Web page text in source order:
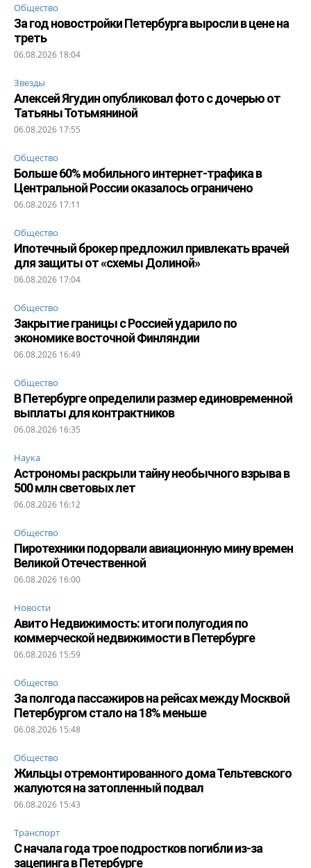
Общество
За год новостройки Петербурга выросли в цене на
треть
06.08.2026 18:04
Звезды
Алексей Ягудин опубликовал фото с дочерью от
Татьяны Тотьмяниной
06.08.2026 17:55
Общество
Больше 60% мобильного интернет-трафика в
Центральной России оказалось ограничено
06.08.2026 17:11
Общество
Ипотечный брокер предложил привлекать врачей
для защиты от «схемы Долиной»
06.08.2026 17:04
Общество
Закрытие границы с Россией ударило по
экономике восточной Финляндии
06.08.2026 16:49
Общество
В Петербурге определили размер единовременной
выплаты для контрактников
06.08.2026 16:35
Наука
Астрономы раскрыли тайну необычного взрыва в
500 млн световых лет
06.08.2026 16:12
Общество
Пиротехники подорвали авиационную мину времен
Великой Отечественной
06.08.2026 16:00
Новости
Авито Недвижимость: итоги полугодия по
коммерческой недвижимости в Петербурге
06.08.2026 15:59
Общество
За полгода пассажиров на рейсах между Москвой
Петербургом стало на 18% меньше
06.08.2026 15:48
Общество
Жильцы отремонтированного дома Тельтевского
жалуются на затопленный подвал
06.08.2026 15:43
Транспорт
С начала года трое подростков погибли из-за
зацепинга в Петербурге